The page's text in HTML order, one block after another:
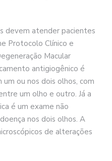
devem atender pacientes
Protocolo Clínico e
Macular
antigiogênico é
ou nos dois olhos, com
um olho e outro. Já a
é um exame não
nos dois olhos. A
de alterações